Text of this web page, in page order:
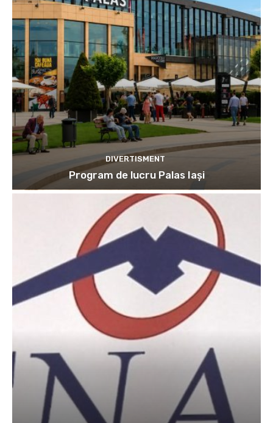
DIVERTISMENT
Program de lucru Palas Iași